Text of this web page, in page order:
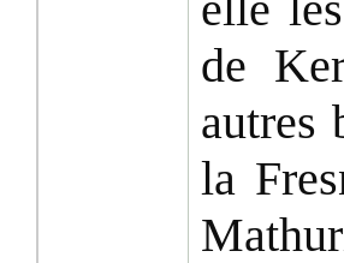
de
autres
la